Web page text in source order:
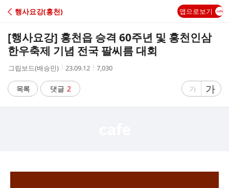
C
A
행사요강(홍천) 앱으로보기
[행사요강] 홍천읍 승격 60주년 및 홍천인삼
한우축제 기념 전국 팔씨름 대회
작
자
그립보드(배승민)
작
시
간
23.09.12
조
7,030
목록 댓글 2
글
가
글
자
가